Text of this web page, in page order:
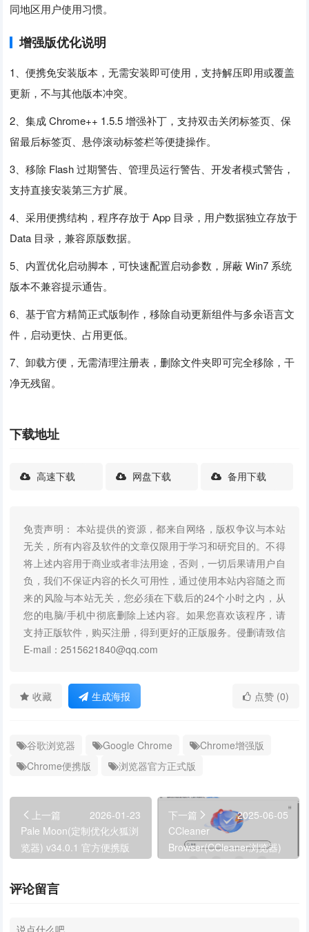
同地区用户使用习惯。
增强版优化说明
1、便携免安装版本，无需安装即可使用，支持解压即用或覆盖
更新，不与其他版本冲突。
2、集成 Chrome++ 1.5.5 增强补丁，支持双击关闭标签页、保
留最后标签页、悬停滚动标签栏等便捷操作。
3、移除 Flash 过期警告、管理员运行警告、开发者模式警告，
支持直接安装第三方扩展。
4、采用便携结构，程序存放于 App 目录，用户数据独立存放于
Data 目录，兼容原版数据。
5、内置优化启动脚本，可快速配置启动参数，屏蔽 Win7 系统
版本不兼容提示通告。
6、基于官方精简正式版制作，移除自动更新组件与多余语言文
件，启动更快、占用更低。
7、卸载方便，无需清理注册表，删除文件夹即可完全移除，干
净无残留。
下载地址
高速下载 网盘下载 备用下载
免责声明： 本站提供的资源，都来自网络，版权争议与本站
无关，所有内容及软件的文章仅限用于学习和研究目的。不得
将上述内容用于商业或者非法用途，否则，一切后果请用户自
负，我们不保证内容的长久可用性，通过使用本站内容随之而
来的风险与本站无关，您必须在下载后的24个小时之内，从
您的电脑/手机中彻底删除上述内容。如果您喜欢该程序，请
支持正版软件，购买注册，得到更好的正版服务。侵删请致信
E-mail：2515621840@qq.com
收藏 生成海报 点赞 (0)
谷歌浏览器 Google Chrome
Chrome增强版
Chrome便携版
浏览器官方正式版
上一篇
2026-01-23
Pale Moon(定制优化火狐浏
览器) v34.0.1 官方便携版
下一篇
2025-06-05
CCleaner
Browser(CCleaner浏览器)
v136.0.30453.115
评论留言